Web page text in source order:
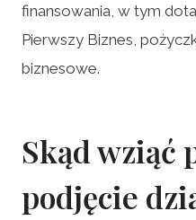
finansowania, w tym
Pierwszy Biznes,
biznesowe.
Skąd wziąć
podjęcie